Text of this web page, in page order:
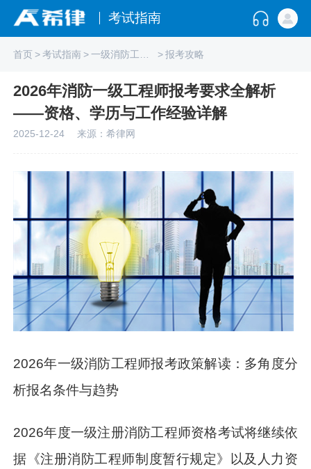
考试指南
首页>考试指南> > 报考攻略
2026年消防一级工程师报考要求全解析
——资格、学历与工作经验详解
2025-12-24 来源：希律网
2026年一级消防工程师报考政策解读：多角度分
析报名条件与趋势
2026年度一级注册消防工程师资格考试将继续依
据《注册消防工程师制度暂行规定》以及人力资